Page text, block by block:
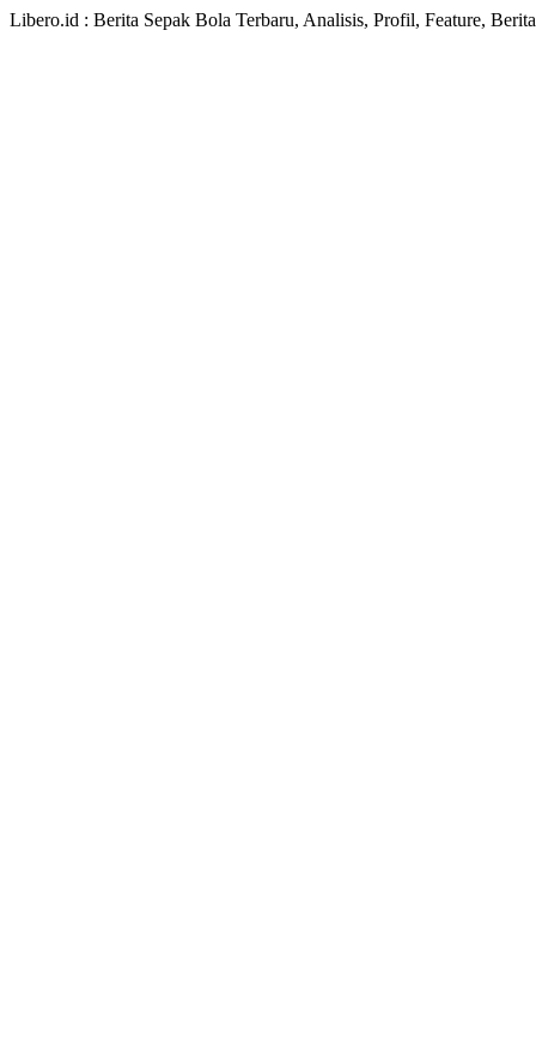
Libero.id : Berita Sepak Bola Terbaru, Analisis, Profil, Feature,